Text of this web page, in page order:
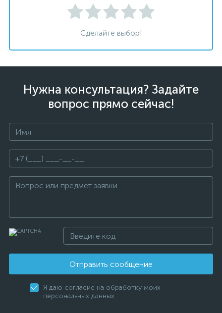
Сделайте выбор!
Нужна консультация? Задайте
вопрос прямо сейчас!
Отправить сообщение
Я даю согласие на обработку моих
персональных данных